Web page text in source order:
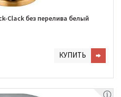
Clack без перелива белый
КУПИТЬ